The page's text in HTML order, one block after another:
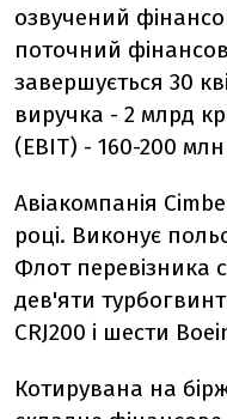
озвучений
поточний
завершується 30
виручка - 2 млрд
(EBIT) - 160-200
Авіакомпанія
році. Виконує
Флот перевізника
дев'яти
CRJ200 і шести
Котирувана на